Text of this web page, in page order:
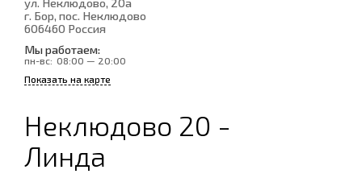
г. Бор, пос. Неклюдово
606460 Россия
Мы работаем:
пн-вс: 08:00 — 20:00
Показать на карте
Неклюдово 20 -
Линда